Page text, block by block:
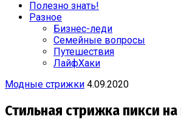
Полезно знать!
Разное
Бизнес-леди
Семейные вопросы
Путешествия
ЛайфХаки
Модные стрижки 4.09.2020
Стильная стрижка пикси